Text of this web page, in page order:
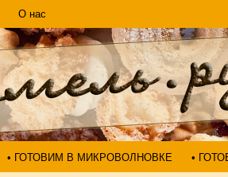
О нас
• ГОТОВИМ В МИКРОВОЛНОВКЕ •